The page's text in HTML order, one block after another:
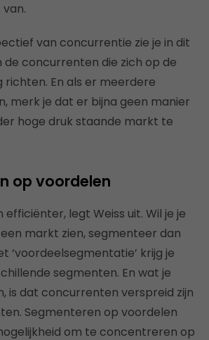
van concurrentie zie je in dit
concurrenten die zich op de
richten. En als er meerdere
merk je dat er bijna geen manier
hoge druk staande markt te
op voordelen
legt Weiss uit. Wil je je
markt zien, segmenteer dan
‘voordeelsegmentatie’ krijg je
segmenten. En wat je
is dat concurrenten verspreid zijn
Segmenteren op voordelen
om te concentreren op